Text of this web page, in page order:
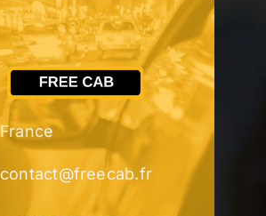
France
contact@freecab.fr